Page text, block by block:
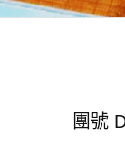
團號